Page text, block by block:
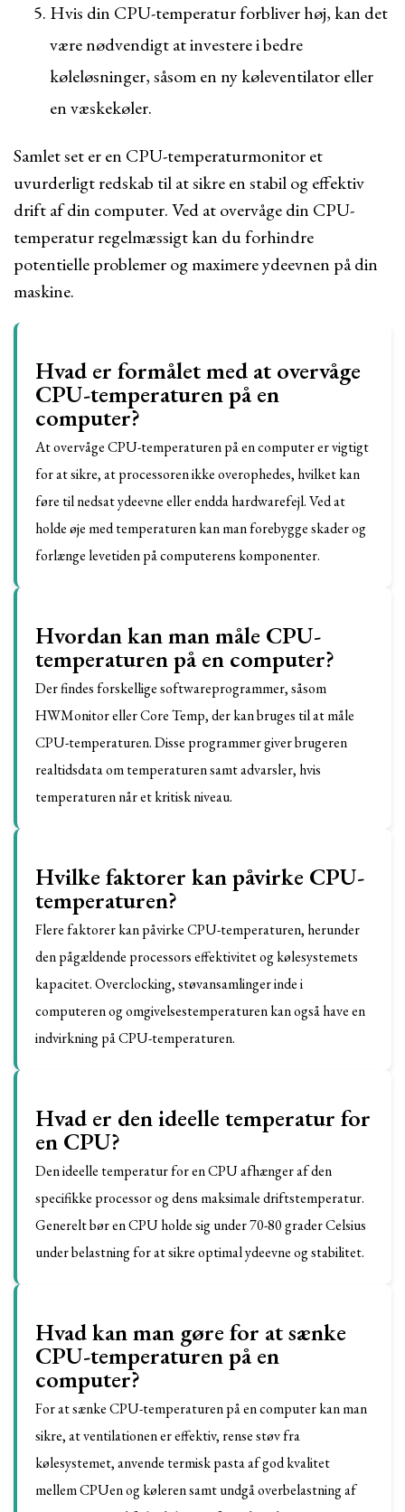
Hvis din CPU-temperatur forbliver høj, kan det
være nødvendigt at investere i bedre
køleløsninger, såsom en ny køleventilator eller
en væskekøler.
Samlet set er en CPU-temperaturmonitor et
uvurderligt redskab til at sikre en stabil og effektiv
drift af din computer. Ved at overvåge din CPU-
temperatur regelmæssigt kan du forhindre
potentielle problemer og maximere ydeevnen på din
maskine.
Hvad er formålet med at overvåge
CPU-temperaturen på en
computer?
At overvåge CPU-temperaturen på en computer er vigtigt
for at sikre, at processoren ikke overophedes, hvilket kan
føre til nedsat ydeevne eller endda hardwarefejl. Ved at
holde øje med temperaturen kan man forebygge skader og
forlænge levetiden på computerens komponenter.
Hvordan kan man måle CPU-
temperaturen på en computer?
Der findes forskellige softwareprogrammer, såsom
HWMonitor eller Core Temp, der kan bruges til at måle
CPU-temperaturen. Disse programmer giver brugeren
realtidsdata om temperaturen samt advarsler, hvis
temperaturen når et kritisk niveau.
Hvilke faktorer kan påvirke CPU-
temperaturen?
Flere faktorer kan påvirke CPU-temperaturen, herunder
den pågældende processors effektivitet og kølesystemets
kapacitet. Overclocking, støvansamlinger inde i
computeren og omgivelsestemperaturen kan også have en
indvirkning på CPU-temperaturen.
Hvad er den ideelle temperatur for
en CPU?
Den ideelle temperatur for en CPU afhænger af den
specifikke processor og dens maksimale driftstemperatur.
Generelt bør en CPU holde sig under 70-80 grader Celsius
under belastning for at sikre optimal ydeevne og stabilitet.
Hvad kan man gøre for at sænke
CPU-temperaturen på en
computer?
For at sænke CPU-temperaturen på en computer kan man
sikre, at ventilationen er effektiv, rense støv fra
kølesystemet, anvende termisk pasta af god kvalitet
mellem CPUen og køleren samt undgå overbelastning af